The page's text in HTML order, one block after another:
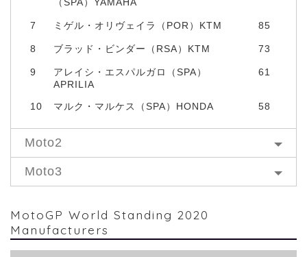
7 ミゲル・オリヴェイラ（POR）KTM 85
8 ブラッド・ビンダー（RSA）KTM 73
9
アレイシ・エスパルガロ（SPA）
APRILIA
61
10 マルク・マルケス（SPA）HONDA 58
Moto2
Moto3
MotoGP World Standing 2020
Manufacturers